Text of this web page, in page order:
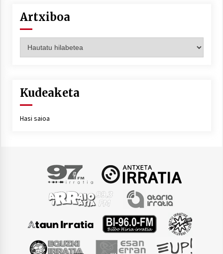
Artxiboa
Kudeaketa
Hasi saioa